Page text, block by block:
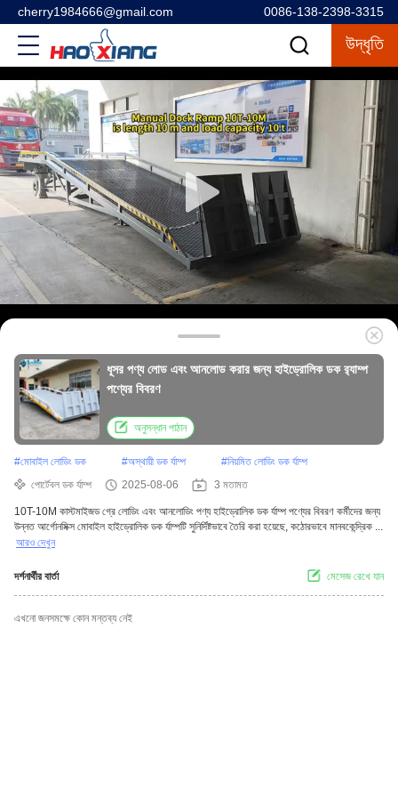
cherry1984666@gmail.com 0086-138-2398-3315
উদ্ধৃতি
ধূসর পণ্য লোড এবং আনলোড করার জন্য হাইড্রোলিক ডক র‍্যাম্প
পণ্যের বিবরণ
অনুসন্ধান পাঠান
#মোবাইল লোডিং ডক #অস্থায়ী ডক র্যাম্প #নিয়মিত লোডিং ডক র্যাম্প
পোর্টেবল ডক র্যাম্প
2025-08-06 3 মতামত
10T-10M কাস্টমাইজড গ্রে লোডিং এবং আনলোডিং পণ্য হাইড্রোলিক ডক র্যাম্প পণ্যের বিবরণ কর্মীদের জন্য
উন্নত আর্গোনমিক্স মোবাইল হাইড্রোলিক ডক র্যাম্পটি সুনির্দিষ্টভাবে তৈরি করা হয়েছে, কঠোরভাবে মানবকেন্দ্রিক ...
আরও দেখুন
দর্শনার্থীর বার্তা মেসেজ রেখে যান
এখনো জনসমক্ষে কোন মন্তব্য নেই